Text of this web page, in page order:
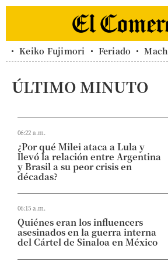
Keiko Fujimori Feriado
ÚLTIMO MINUTO
06:22 a.m.
¿Por qué Milei ataca a Lula y
llevó la relación entre Argentina
y Brasil a su peor crisis en
décadas?
06:15 a.m.
Quiénes eran los influencers
asesinados en la guerra interna
del Cártel de Sinaloa en México